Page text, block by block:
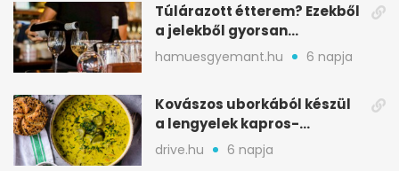
Túlárazott étterem? Ezekből
a jelekből gyorsan
észreveheted
hamuesgyemant.hu 6 napja
Kovászos uborkából készül
a lengyelek kapros-
savanykás levese
drive.hu 6 napja